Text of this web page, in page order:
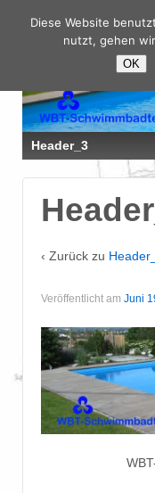
Header_3
‹ Zurück zu
Veröffentlicht am Juni
Diese Website
nutzt, gehen
OK